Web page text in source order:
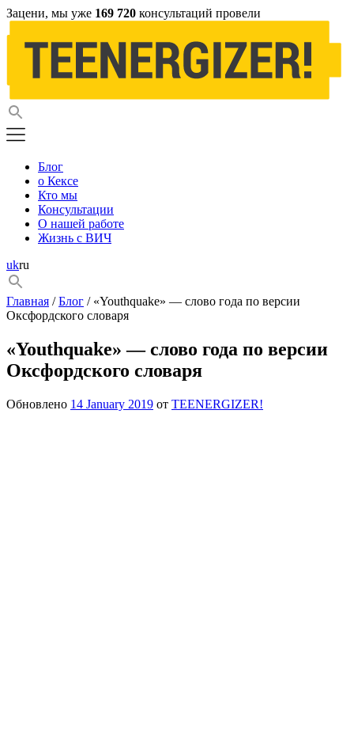
Зацени, мы уже 169 720 консультаций провели
Блог
о Кексе
Кто мы
Консультации
О нашей работе
Жизнь с ВИЧ
ukru
Главная /Блог / «Youthquake» — слово года по версии
Оксфордского словаря
«Youthquake» — слово года по версии
Оксфордского словаря
Обновлено 14 January 2019 от TEENERGIZER!